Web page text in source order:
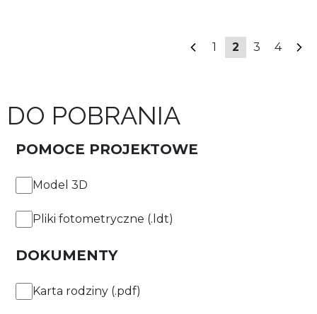
1 2 3 4
DO POBRANIA
POMOCE PROJEKTOWE
Model 3D
Pliki fotometryczne (.ldt)
DOKUMENTY
Karta rodziny (.pdf)